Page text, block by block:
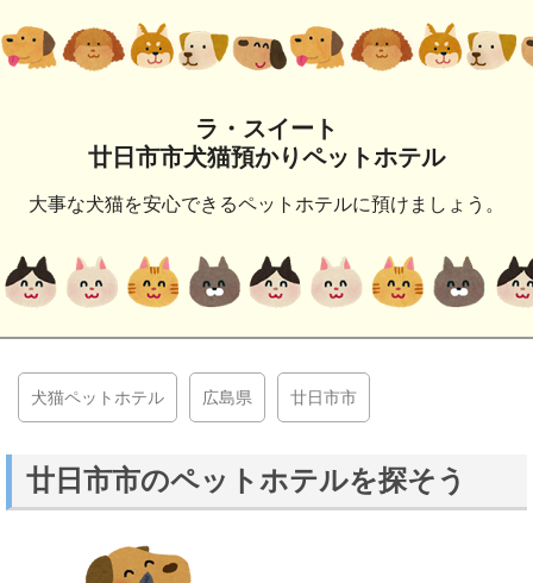
ラ・スイート
廿日市市犬猫預かりペットホテル
大事な犬猫を安心できるペットホテルに預けましょう。
犬猫ペットホテル 広島県 廿日市市
廿日市市のペットホテルを探そう